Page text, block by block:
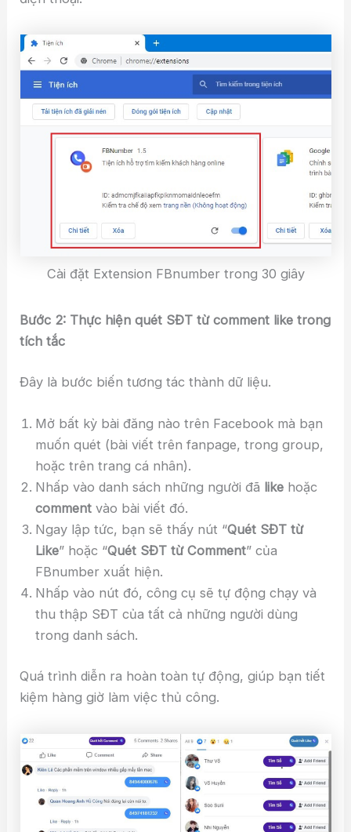
Cài đặt Extension FBnumber trong 30 giây
Bước 2: Thực hiện quét SĐT từ comment like trong
tích tắc
Đây là bước biến tương tác thành dữ liệu.
Mở bất kỳ bài đăng nào trên Facebook mà bạn
muốn quét (bài viết trên fanpage, trong group,
hoặc trên trang cá nhân).
Nhấp vào danh sách những người đã like hoặc
comment vào bài viết đó.
Ngay lập tức, bạn sẽ thấy nút “Quét SĐT từ
Like” hoặc “Quét SĐT từ Comment” của
FBnumber xuất hiện.
Nhấp vào nút đó, công cụ sẽ tự động chạy và
thu thập SĐT của tất cả những người dùng
trong danh sách.
Quá trình diễn ra hoàn toàn tự động, giúp bạn tiết
kiệm hàng giờ làm việc thủ công.